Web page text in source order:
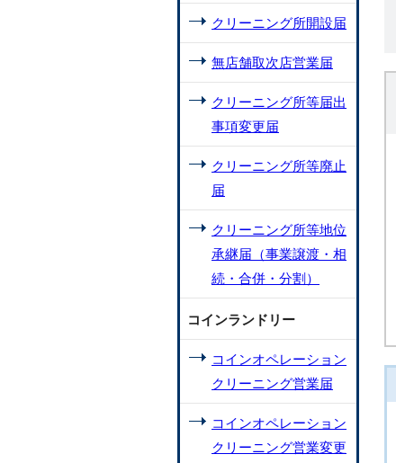
クリーニング所開設届
無店舗取次店営業届
クリーニング所等届出
事項変更届
クリーニング所等廃止
届
クリーニング所等地位
承継届（事業譲渡・相
続・合併・分割）
コインランドリー
コインオペレーション
クリーニング営業届
コインオペレーション
クリーニング営業変更